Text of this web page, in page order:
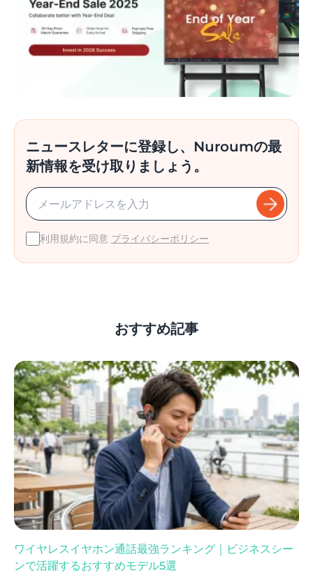
ニュースレターに登録し、Nuroumの最
新情報を受け取りましょう。
利用規約に同意 プライバシーポリシー
おすすめ記事
ワイヤレスイヤホン通話最強ランキング｜ビジネスシー
ンで活躍するおすすめモデル5選